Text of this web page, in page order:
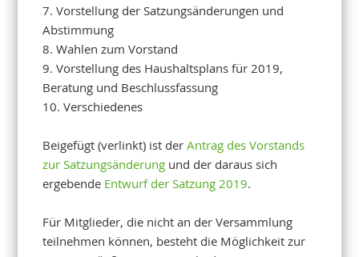
7. Vorstellung der Satzungsänderungen und
Abstimmung
8. Wahlen zum Vorstand
9. Vorstellung des Haushaltsplans für 2019,
Beratung und Beschlussfassung
10. Verschiedenes
Beigefügt (verlinkt) ist derAntrag des Vorstands
zur Satzungsänderung und der daraus sich
ergebende Entwurf der Satzung 2019.
Für Mitglieder, die nicht an der Versammlung
teilnehmen können, besteht die Möglichkeit zur